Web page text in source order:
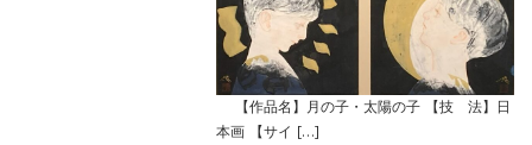
【作品名】月の子・太陽の子 【技 法】日
本画 【サイ […]